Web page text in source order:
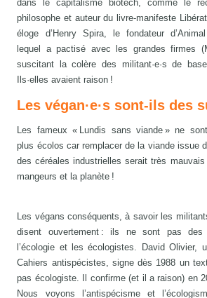
dans le capitalisme biotech, comme le
philosophe et auteur du livre-manifeste
éloge d’Henry Spira, le fondateur
lequel a pactisé avec les grandes firmes
suscitant la colère des militant·e·s de base
Ils·elles avaient raison !
Les végan·e·s sont-ils des
Les fameux « Lundis sans viande » ne
plus écolos car remplacer de la viande issue
des céréales industrielles serait très
mangeurs et la planète !
Les végans conséquents, à savoir les
disent ouvertement : ils ne sont pas
l’écologie et les écologistes. David Olivier,
Cahiers antispécistes, signe dès 1988 un
pas écologiste. Il confirme (et il a raison) en
Nous voyons l’antispécisme et